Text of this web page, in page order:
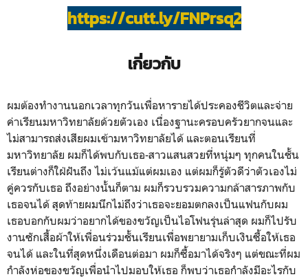
https://cutt.ly/FNPrsq2
เกี่ยวกับ
ผมต้องทำงานนอกเวลาทุกวันเพื่อหารายได้ประคองชีวิตและจ่าย
ค่าเรียนมหาวิทยาลัยด้วยตัวเอง เนื่องฐานะครอบครัวยากจนและ
ไม่สามารถส่งเสียผมเข้ามหาวิทยาลัยได้ และตอนเรียนที่
มหาวิทยาลัย ผมก็ได้พบกับเธอ-สาวแสนสวยที่หนุ่มๆ ทุกคนในชั้น
เรียนต่างก็ใฝ่ฝันถึง ไม่เว้นแม้แต่ผมเอง แต่ผมก็รู้ตัวดีว่าตัวเองไม่
คู่ควรกับเธอ ถึงอย่างนั้นก็ตาม ผมก็รวบรวมความกล้าสารภาพกับ
เธอจนได้ สุดท้ายผมนึกไม่ถึงว่าเธอจะยอมตกลงเป็นแฟนกับผม
เธอบอกกับผมว่าอยากได้ของขวัญเป็นไอโฟนรุ่นล่าสุด ผมก็ไปรับ
งานซักเสื้อผ้าให้เพื่อนร่วมชั้นเรียนเพื่อพยายามเก็บเงินซื้อให้เธอ
จนได้ และในที่สุดหนึ่งเดือนต่อมา ผมก็ซื้อมาได้จริงๆ แต่ขณะที่ผม
กำลังห่อของขวัญเพื่อนำไปมอบให้เธอ ก็พบว่าเธอกำลังมีอะไรกับ